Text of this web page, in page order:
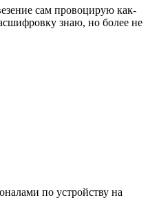
сам провоцирую как-
знаю, но более не
по устройству на